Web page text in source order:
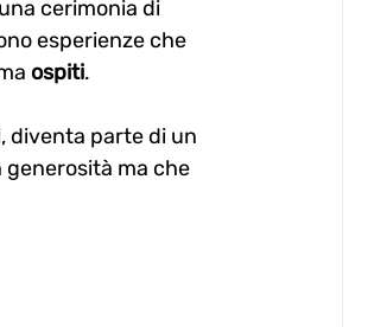
cerimonia di
esperienze che
ospiti.
diventa parte di un
ma che